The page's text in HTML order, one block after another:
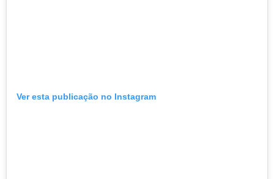
Ver esta publicação no Instagram